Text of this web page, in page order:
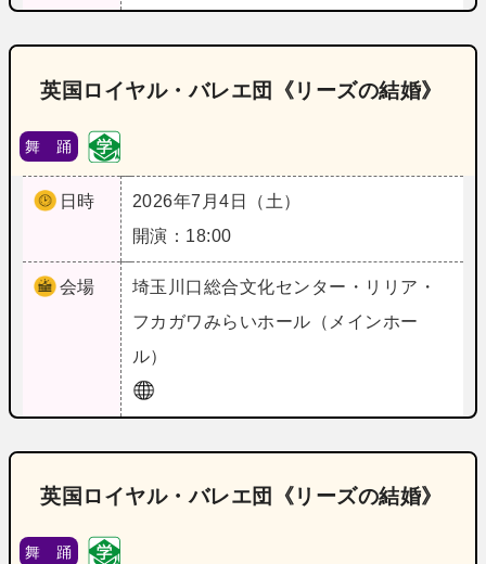
英国ロイヤル・バレエ団《リーズの結婚》
舞 踊
日時
2026年7月4日（土）
開演：18:00
会場 埼玉 川口総合文化センター・リリア・
フカガワみらいホール（メインホー
ル）
英国ロイヤル・バレエ団《リーズの結婚》
舞 踊